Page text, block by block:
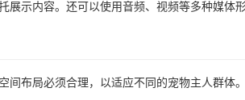
展示内容。还可以使用音频、视频等多种媒体
间布局必须合理，以适应不同的宠物主人群